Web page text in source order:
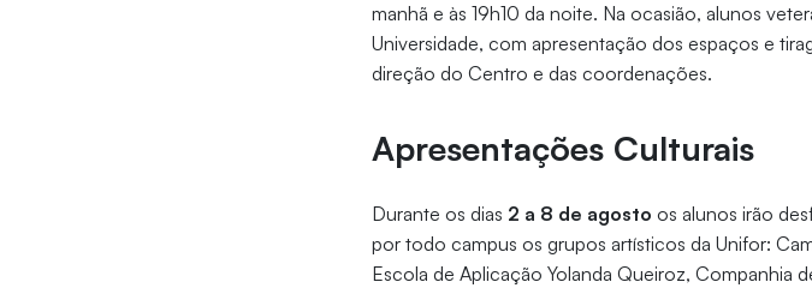
manhã e às 19h10 da noite. Na ocasião, alunos
Universidade, com apresentação dos espaços e
direção do Centro e das coordenações.
Apresentações Culturais
Durante os dias 2 a 8 de agosto os alunos irão
por todo campus os grupos artísticos da Unifor:
Escola de Aplicação Yolanda Queiroz, Companhia